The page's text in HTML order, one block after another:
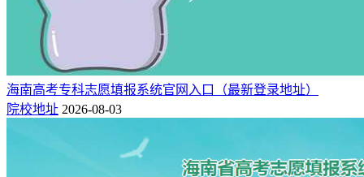
海南高考专科志愿填报系统官网入口（最新登录地址）
院校地址 2026-08-03